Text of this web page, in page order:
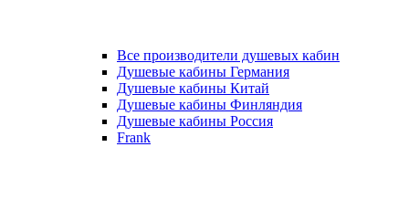
Все производители душевых кабин
Душевые кабины Германия
Душевые кабины Китай
Душевые кабины Финляндия
Душевые кабины Россия
Frank